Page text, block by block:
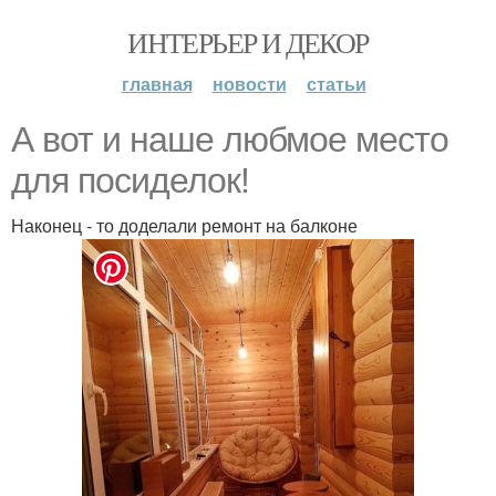
ИНТЕРЬЕР И ДЕКОР
главная новости статьи
А вот и наше любмое место
для посиделок!
Наконец - то доделали ремонт на балконе